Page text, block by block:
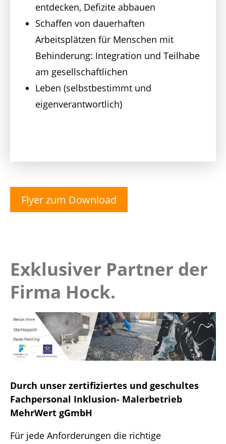
entdecken, Defizite abbauen
Schaffen von dauerhaften
Arbeitsplätzen für Menschen mit
Behinderung: Integration und Teilhabe
am gesellschaftlichen
Leben (selbstbestimmt und
eigenverantwortlich)
Flyer zum Download
Exklusiver Partner der
Firma Hock.
Durch unser zertifiziertes und geschultes
Fachpersonal Inklusion- Malerbetrieb
MehrWert gGmbH
Für jede Anforderungen die richtige